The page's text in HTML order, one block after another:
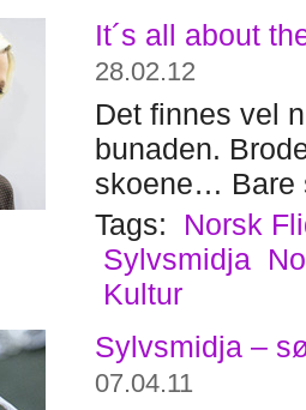
It´s all about
28.02.12
Det finnes vel
bunaden.
skoene… Bare
Tags:
Norsk
Sylvsmidja
Kultur
Sylvsmidja –
07.04.11